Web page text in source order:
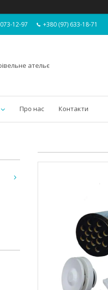
12-97 +380 (97) 633-18-71
ательє
Про нас Контакти